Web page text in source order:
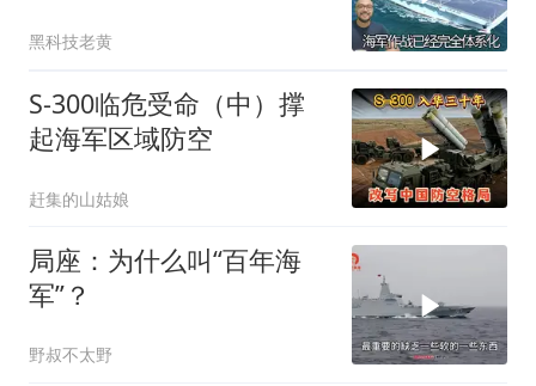
黑科技老黄
S-300临危受命（中）撑
起海军区域防空
赶集的山姑娘
局座：为什么叫“百年海
军”？
野叔不太野